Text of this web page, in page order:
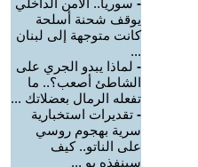
- سوريا.. الأمن الداخلي
يوقف شحنة أسلحة
كانت متوجهة إلى لبنان
...
- لماذا يبدو الجري على
الشاطئ أصعب؟.. ما
تفعله الرمال بعضلاتك ...
- تقديرات استخبارية
سرية بهجوم روسي
على الناتو.. كيف
سينفذه بو ...